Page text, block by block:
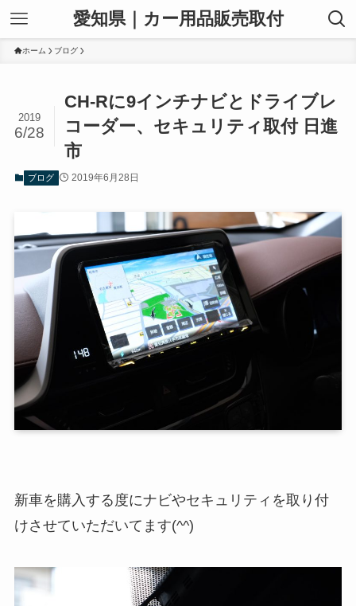
愛知県｜カー用品販売取付
ホーム ブログ
CH-Rに9インチナビとドライブレ
コーダー、セキュリティ取付 日進
市
2019
6/28
ブログ 2019年6月28日
新車を購入する度にナビやセキュリティを取り付
けさせていただいてます(^^)